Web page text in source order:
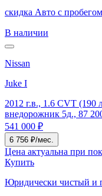
скидка Авто с
В наличии
Nissan
Juke I
2012 г.в., 1.6 CVT (190
внедорожник 5д., 87
541 000 ₽
6 756 ₽/мес.
Цена актуальна при
Купить
Юридически чистый и